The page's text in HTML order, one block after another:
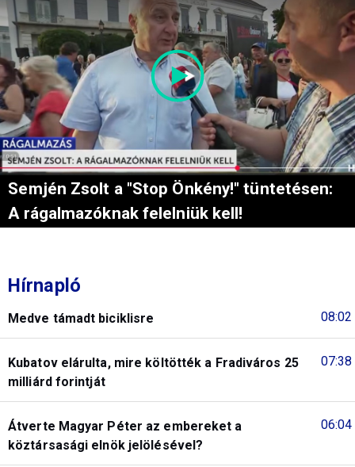
Semjén Zsolt a "Stop Önkény!" tüntetésen:
A rágalmazóknak felelniük kell!
Hírnapló
08:02
Medve támadt biciklisre
07:38
Kubatov elárulta, mire költötték a Fradiváros 25
milliárd forintját
06:04
Átverte Magyar Péter az embereket a
köztársasági elnök jelölésével?